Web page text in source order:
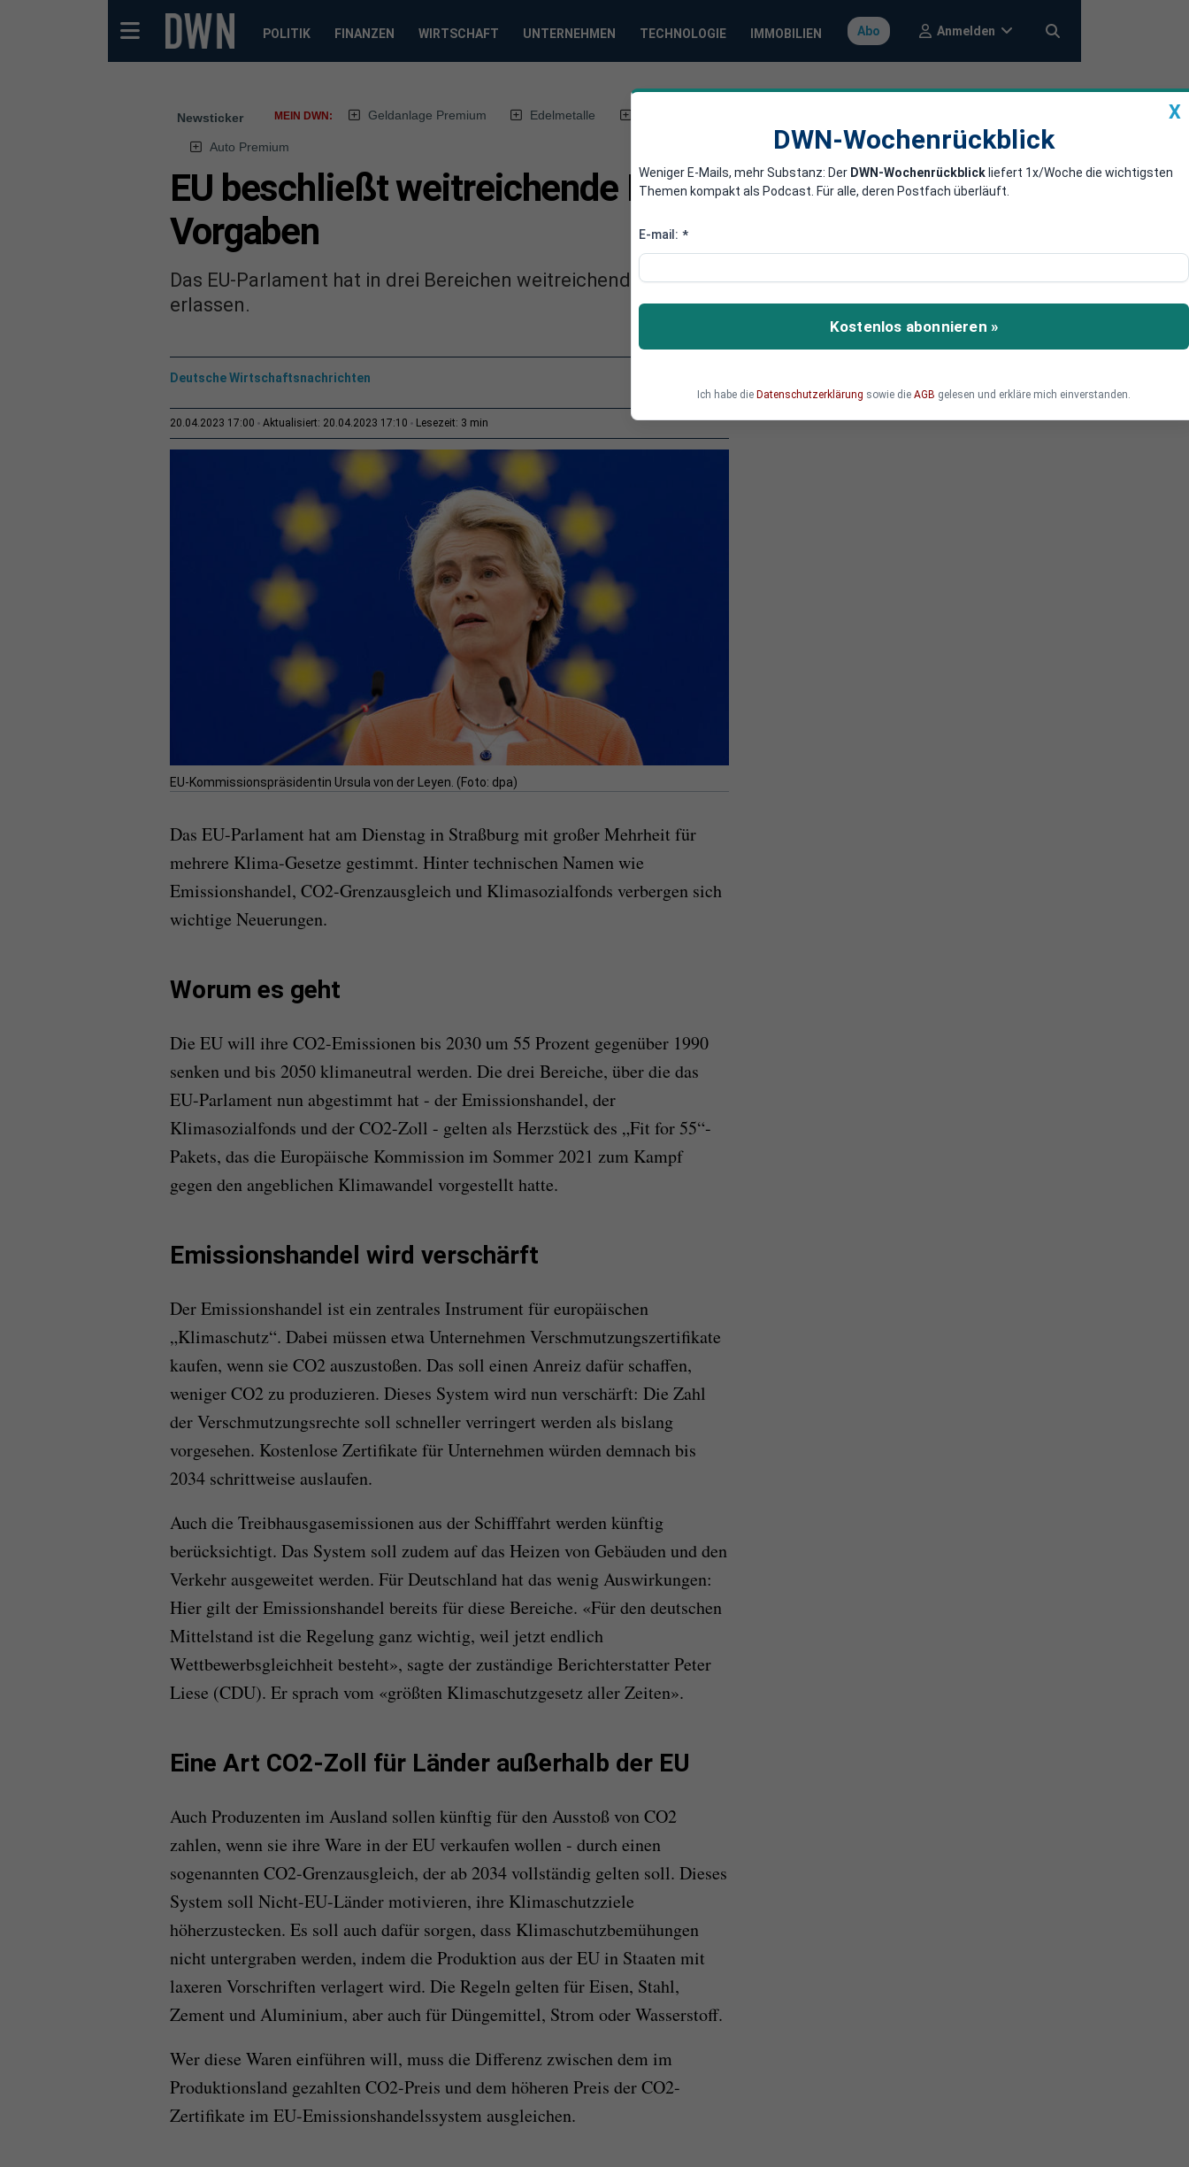
POLITIK FINANZEN WIRTSCHAFT UNTERNEHMEN TECHNOLOGIE IMMOBILIEN Abo Anmelden
Newsticker MEIN DWN: Geldanlage Premium Edelmetalle
Auto Premium
EU beschließt weitreichende Klima-Steuern und
Vorgaben
Das EU-Parlament hat in drei Bereichen weitreichende Vorgaben und Steuern für die Wirtschaft
erlassen.
Deutsche Wirtschaftsnachrichten
20.04.2023 17:00 Aktualisiert: 20.04.2023 17:10 Lesezeit: 3 min
EU-Kommissionspräsidentin Ursula von der Leyen. (Foto: dpa)
Das EU-Parlament hat am Dienstag in Straßburg mit großer Mehrheit für
mehrere Klima-Gesetze gestimmt. Hinter technischen Namen wie
Emissionshandel, CO2-Grenzausgleich und Klimasozialfonds verbergen sich
wichtige Neuerungen.
Worum es geht
Die EU will ihre CO2-Emissionen bis 2030 um 55 Prozent gegenüber 1990
senken und bis 2050 klimaneutral werden. Die drei Bereiche, über die das
EU-Parlament nun abgestimmt hat - der Emissionshandel, der
Klimasozialfonds und der CO2-Zoll - gelten als Herzstück des „Fit for 55“-
Pakets, das die Europäische Kommission im Sommer 2021 zum Kampf
gegen den angeblichen Klimawandel vorgestellt hatte.
Emissionshandel wird verschärft
Der Emissionshandel ist ein zentrales Instrument für europäischen
„Klimaschutz“. Dabei müssen etwa Unternehmen Verschmutzungszertifikate
kaufen, wenn sie CO2 auszustoßen. Das soll einen Anreiz dafür schaffen,
weniger CO2 zu produzieren. Dieses System wird nun verschärft: Die Zahl
der Verschmutzungsrechte soll schneller verringert werden als bislang
vorgesehen. Kostenlose Zertifikate für Unternehmen würden demnach bis
2034 schrittweise auslaufen.
Auch die Treibhausgasemissionen aus der Schifffahrt werden künftig
berücksichtigt. Das System soll zudem auf das Heizen von Gebäuden und den
Verkehr ausgeweitet werden. Für Deutschland hat das wenig Auswirkungen:
Hier gilt der Emissionshandel bereits für diese Bereiche. «Für den deutschen
Mittelstand ist die Regelung ganz wichtig, weil jetzt endlich
Wettbewerbsgleichheit besteht», sagte der zuständige Berichterstatter Peter
Liese (CDU). Er sprach vom «größten Klimaschutzgesetz aller Zeiten».
Eine Art CO2-Zoll für Länder außerhalb der EU
Auch Produzenten im Ausland sollen künftig für den Ausstoß von CO2
zahlen, wenn sie ihre Ware in der EU verkaufen wollen - durch einen
sogenannten CO2-Grenzausgleich, der ab 2034 vollständig gelten soll. Dieses
System soll Nicht-EU-Länder motivieren, ihre Klimaschutzziele
höherzustecken. Es soll auch dafür sorgen, dass Klimaschutzbemühungen
nicht untergraben werden, indem die Produktion aus der EU in Staaten mit
laxeren Vorschriften verlagert wird. Die Regeln gelten für Eisen, Stahl,
Zement und Aluminium, aber auch für Düngemittel, Strom oder Wasserstoff.
Wer diese Waren einführen will, muss die Differenz zwischen dem im
Produktionsland gezahlten CO2-Preis und dem höheren Preis der CO2-
Zertifikate im EU-Emissionshandelssystem ausgleichen.
X
DWN-Wochenrückblick
Weniger E-Mails, mehr Substanz: Der DWN-Wochenrückblick liefert 1x/Woche die wichtigsten
Themen kompakt als Podcast. Für alle, deren Postfach überläuft.
E-mail: *
Kostenlos abonnieren »
Ich habe die Datenschutzerklärung sowie die AGB gelesen und erkläre mich einverstanden.